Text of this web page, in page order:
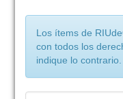
Los ítems de
con todos los
indique lo contrario.